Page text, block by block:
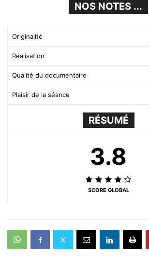
NOS NOTES ...
Originalité
Réalisation
Qualité du documentaire
Plaisir de la séance
RÉSUMÉ
3.8
SCORE GLOBAL